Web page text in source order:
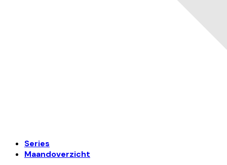
Series
Maandoverzicht